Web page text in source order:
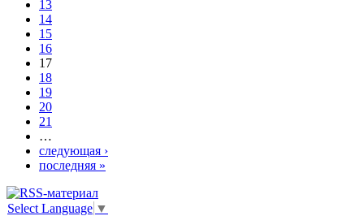
13
14
15
16
17
18
19
20
21
…
следующая ›
последняя »
Select Language ▼